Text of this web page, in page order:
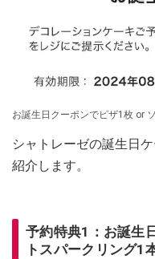
お誕生日クーポンでピザ1枚 or
シャトレーゼの誕生日
紹介します。
予約特典1：お誕生
トスパークリング1